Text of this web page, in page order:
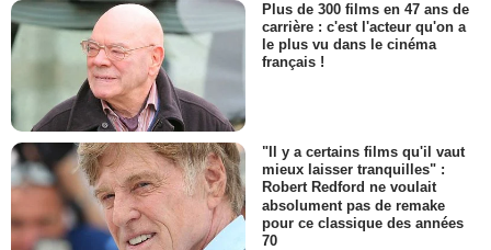
Plus de 300 films en 47 ans de
carrière : c'est l'acteur qu'on a
le plus vu dans le cinéma
français !
"Il y a certains films qu'il vaut
mieux laisser tranquilles" :
Robert Redford ne voulait
absolument pas de remake
pour ce classique des années
70